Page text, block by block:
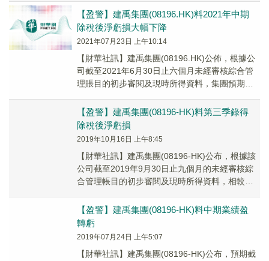
【盈警】建禹集團(08196.HK)料2021年中期
除稅後淨虧損大幅下降
2021年07月23日 上午10:14
【財華社訊】建禹集團(08196.HK)公佈，根據公
司截至2021年6月30日止六個月未經審核綜合管
理賬目的初步審閱及現時所得資料，集團預期中
【盈警】建禹集團(08196-HK)料第三季錄得
除稅後淨虧損
2019年10月16日 上午8:45
【財華社訊】建禹集團(08196-HK)公布，根據該
公司截至2019年9月30日止九個月的未經審核綜
合管理帳目的初步審閱及現時所得資料，相較
【盈警】建禹集團(08196-HK)料中期業績盈
轉虧
2019年07月24日 上午5:07
【財華社訊】建禹集團(08196-HK)公布，預期截